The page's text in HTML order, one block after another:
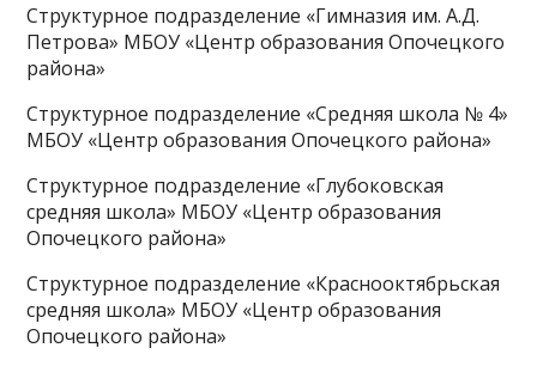
Структурное подразделение «Гимназия им. А.Д.
Петрова» МБОУ «Центр образования Опочецкого
района»
Структурное подразделение «Средняя школа № 4»
МБОУ «Центр образования Опочецкого района»
Структурное подразделение «Глубоковская
средняя школа» МБОУ «Центр образования
Опочецкого района»
Структурное подразделение «Краснооктябрьская
средняя школа» МБОУ «Центр образования
Опочецкого района»